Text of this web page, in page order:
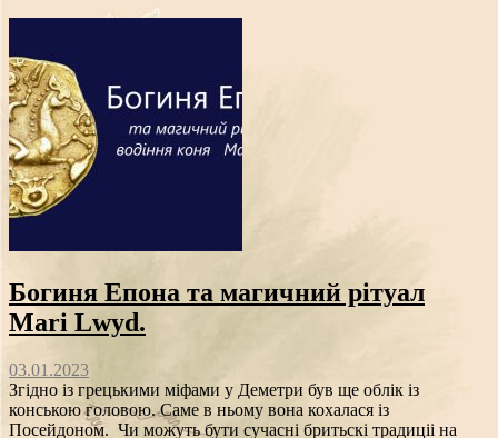
Богиня Епона та магичний рітуал
Mari Lwyd.
03.01.2023
Згідно із грецькими міфами у Деметри був ще облік із
конською головою. Саме в ньому вона кохалася із
Посейдоном. Чи можуть бути сучасні бритьскі традиціі на